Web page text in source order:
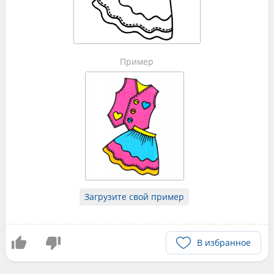
Пример
Загрузите свой пример
В избранное